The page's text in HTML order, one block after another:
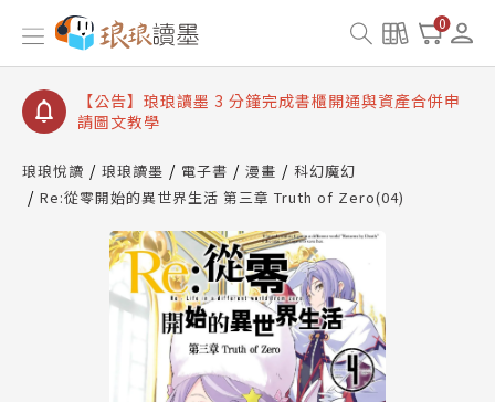
0
【公告】琅琅讀墨數位閱讀資產合併與書櫃開通申請
【公告】琅琅讀墨書櫃開通常見問題
【公告】琅琅讀墨 3 分鐘完成書櫃開通與資產合併申
請圖文教學
查詢
【公告】琅琅讀墨數位閱讀資產合併與書櫃開通申請
琅琅悅讀 琅琅讀墨 電子書 漫畫
科幻魔幻
Re:從零開始的異世界生活 第三章 Truth of Zero(04)